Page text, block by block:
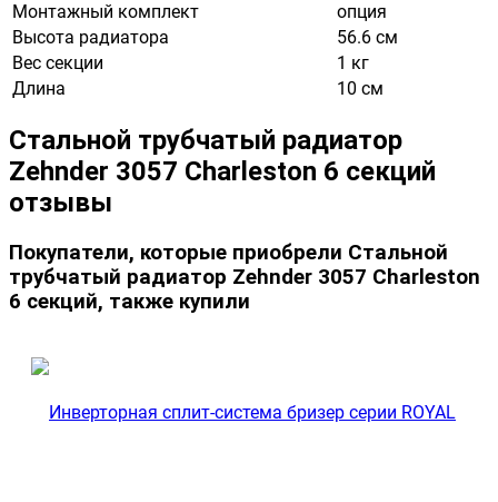
Монтажный комплект
опция
Высота радиатора
56.6 см
Вес секции
1 кг
Длина
10 см
Стальной трубчатый радиатор
Zehnder 3057 Charleston 6 секций
отзывы
Покупатели, которые приобрели Стальной
трубчатый радиатор Zehnder 3057 Charleston
6 секций, также купили